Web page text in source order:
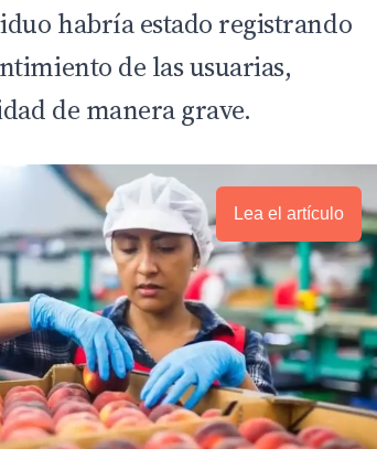
habría estado registrando
de las usuarias,
de manera grave.
Lea el artículo